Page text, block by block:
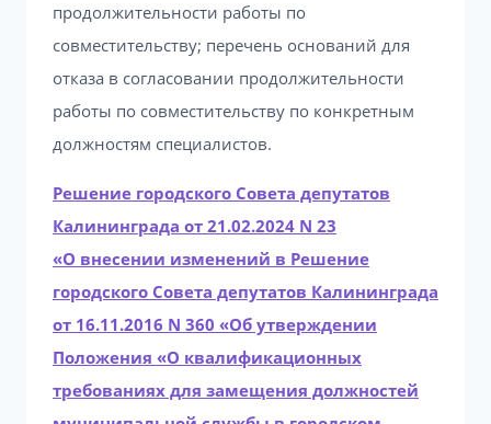
продолжительности работы по
совместительству; перечень оснований для
отказа в согласовании продолжительности
работы по совместительству по конкретным
должностям специалистов.
Решение городского Совета депутатов
Калининграда от 21.02.2024 N 23
«О внесении изменений в Решение
городского Совета депутатов Калининграда
от 16.11.2016 N 360 «Об утверждении
Положения «О квалификационных
требованиях для замещения должностей